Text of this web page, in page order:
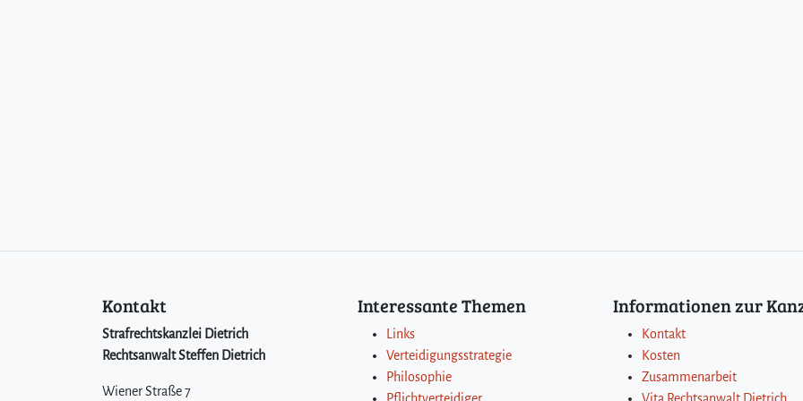
Kontakt
Strafrechtskanzlei Dietrich
Rechtsanwalt Steffen Dietrich
Wiener Straße 7
Interessante Themen
Links
Verteidigungsstrategie
Philosophie
Informationen zur
Kontakt
Kosten
Zusammenarbeit